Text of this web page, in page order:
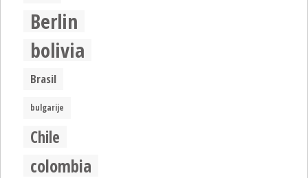
Berlin
bolivia
Brasil
bulgarije
Chile
colombia